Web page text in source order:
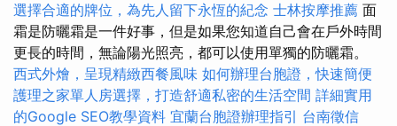
選擇合適的牌位，為先人留下永恆的紀念 士林按摩推薦 面
霜是防曬霜是一件好事，但是如果您知道自己會在戶外時間
更長的時間，無論陽光照亮，都可以使用單獨的防曬霜。
西式外燴，呈現精緻西餐風味 如何辦理台胞證，快速簡便
護理之家單人房選擇，打造舒適私密的生活空間 詳細實用
的Google SEO教學資料 宜蘭台胞證辦理指引 台南徵信